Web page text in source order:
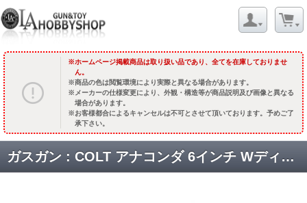
ホームページ掲載商品は取り扱い品であり、全てを在庫しておりませ
ん。
商品の色は閲覧環境により実際と異なる場合があります。
メーカーの仕様変更により、外観・構造等が商品説明及び画像と異なる
場合があります。
お客様都合によるキャンセルは不可とさせて頂いております。予めご了
承下さい。
ガスガン : COLT アナコンダ 6インチ WディープブラックABS【HOGUEタイプグリップ】 [品切中.再生産待ち]